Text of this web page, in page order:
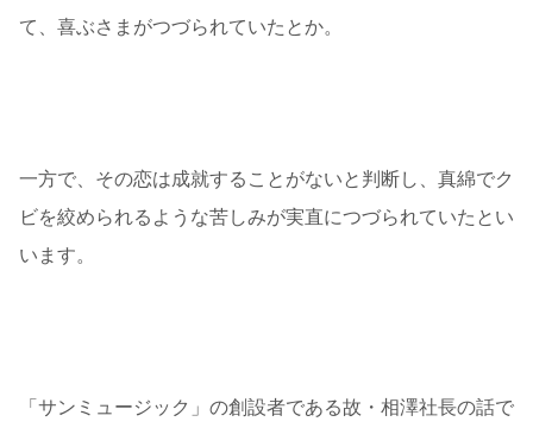
て、喜ぶさまがつづられていたとか。
一方で、その恋は成就することがないと判断し、真綿でク
ビを絞められるような苦しみが実直につづられていたとい
います。
「サンミュージック」の創設者である故・相澤社長の話で